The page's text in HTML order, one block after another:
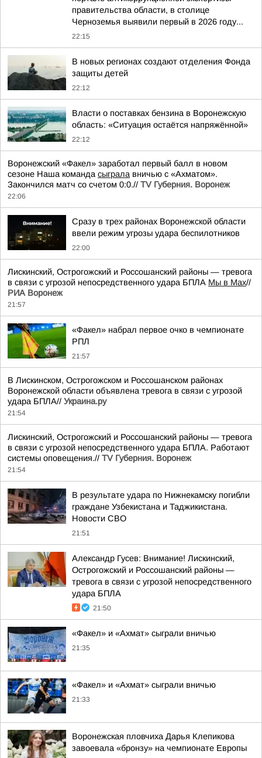
правительства области, в столице
Черноземья выявили первый в 2026 году...
22:15
В новых регионах создают отделения Фонда
защиты детей
22:12
Власти о поставках бензина в Воронежскую
область: «Ситуация остаётся напряжённой»
22:12
Воронежский «Факел» заработал первый балл в новом
сезоне Наша команда сыграла вничью с «Ахматом».
Закончился матч со счетом 0:0.// TV Губерния. Воронеж
22:06
Сразу в трех районах Воронежской области
ввели режим угрозы удара беспилотников
22:00
Лискинский, Острогожский и Россошанский районы — тревога
в связи с угрозой непосредственного удара БПЛА Мы в Мах//
РИА Воронеж
21:57
«Факел» набрал первое очко в чемпионате
РПЛ
21:57
В Лискинском, Острогожском и Россошанском районах
Воронежской области объявлена тревога в связи с угрозой
удара БПЛА// Украина.ру
21:54
Лискинский, Острогожский и Россошанский районы — тревога
в связи с угрозой непосредственного удара БПЛА. Работают
системы оповещения.// TV Губерния. Воронеж
21:54
В результате удара по Нижнекамску погибли
граждане Узбекистана и Таджикистана.
Новости СВО
21:51
Александр Гусев: Внимание! Лискинский,
Острогожский и Россошанский районы —
тревога в связи с угрозой непосредственного
удара БПЛА
21:50
«Факел» и «Ахмат» сыграли вничью
21:35
«Факел» и «Ахмат» сыграли вничью
21:33
Воронежская пловчиха Дарья Клепикова
завоевала «бронзу» на чемпионате Европы